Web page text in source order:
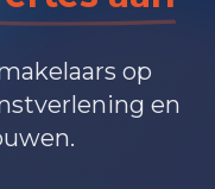
op
en